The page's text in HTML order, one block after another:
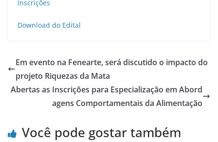
Inscrições
Download do Edital
Em evento na Fenearte, será discutido o impacto do
projeto Riquezas da Mata
Abertas as Inscrições para Especialização em Abord
agens Comportamentais da Alimentação
Você pode gostar também